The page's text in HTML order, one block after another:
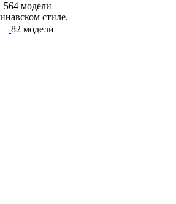
564 модели
82 модели